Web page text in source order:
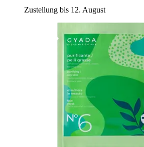
Zustellung bis 12. August